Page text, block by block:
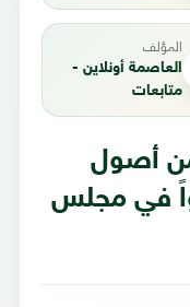
المؤلف
العاصمة أونلاين -
متابعات
من أصول
في مجلس